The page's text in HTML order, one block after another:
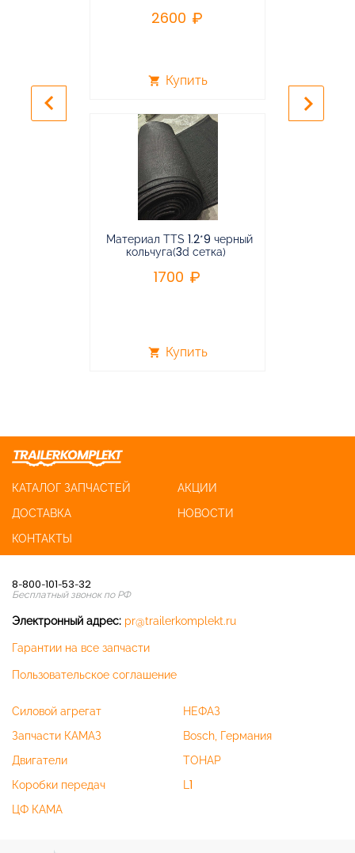
2600
shopping_cart Купить
Материал TTS 1.2*9 черный
кольчуга(3d сетка)
1700
shopping_cart Купить
keyboard_arrow_left keyboard_arrow_right
КАТАЛОГ ЗАПЧАСТЕЙ
АКЦИИ
ДОСТАВКА
НОВОСТИ
КОНТАКТЫ
8-800-101-53-32
Бесплатный звонок по РФ
Электронный адрес: pr@trailerkomplekt.ru
Гарантии на все запчасти
Пользовательское соглашение
Силовой агрегат
Запчасти КАМАЗ
Двигатели
Коробки передач
ЦФ КАМА
НЕФАЗ
Bosch, Германия
ТОНАР
L1